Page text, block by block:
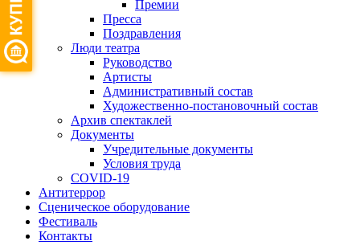
Премии
Пресса
Поздравления
Люди театра
Руководство
Артисты
Административный состав
Художественно-постановочный состав
Архив спектаклей
Документы
Учредительные документы
Условия труда
COVID-19
Антитеррор
Сценическое оборудование
Фестиваль
Контакты